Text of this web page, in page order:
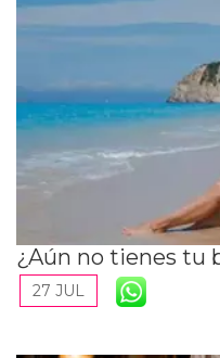
¿Aún no tienes tu
27 JUL